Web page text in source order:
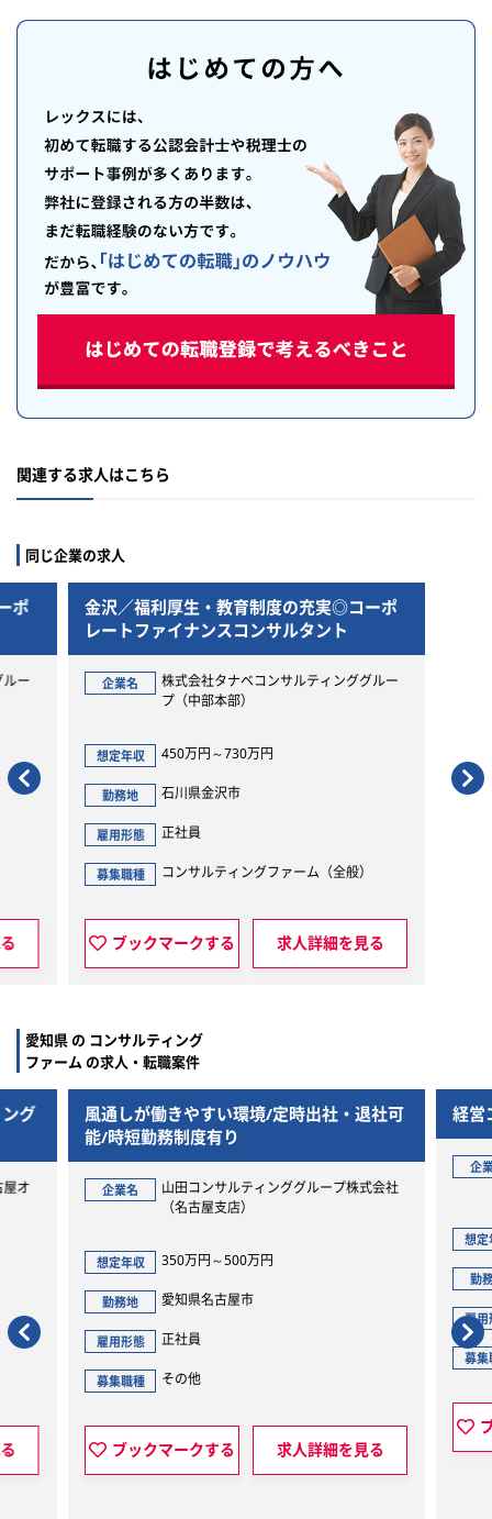
関連する求人はこちら
同じ企業の求人
利厚生・教育制度の充実◎コーポ
ァイナンスコンサルタント
株式会社タナベコンサルティンググルー
450万円～730万円
石川県金沢市
コンサルティングファーム（全般）
クマークする 求人詳細を見る
金沢／福利厚生・教
レートファイナンスコ
企業名
株式会社タナ
石川県金沢市
募集職種
ブックマークする
愛知県 の コンサルティング
ファーム の求人・転職案件
風通しが働きやすい環境/定時出社・退社可
能/時短勤務制度有り
山田コンサルティンググループ株式会社
（名古屋支店）
想定年収 350万円～500万円
愛知県名古屋市
雇用形態 正社員
募集職種 その他
ブックマークする 求人詳細を見る
経営コ
想定年収
雇用形態
募集職種
ブッ